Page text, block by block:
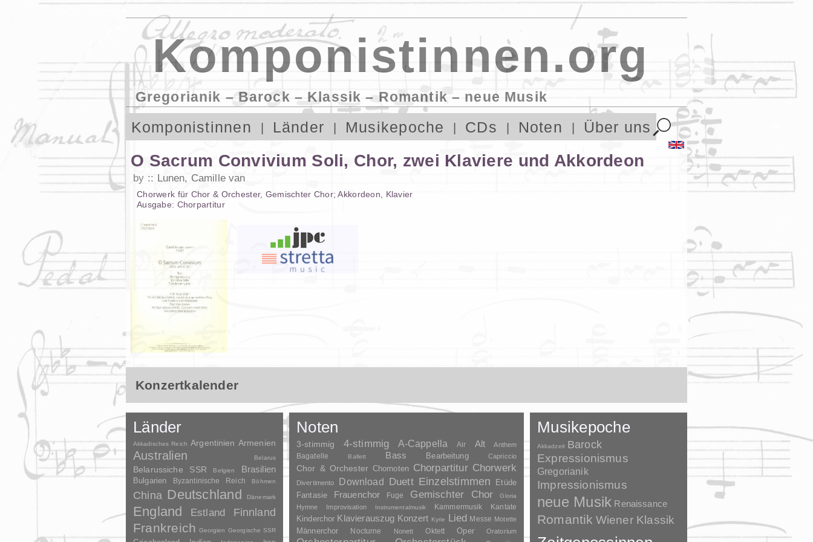
Komponistinnen.org
Gregorianik – Barock – Klassik – Romantik – neue Musik
Komponistinnen Länder Musikepoche CDs Noten Über uns
O Sacrum Convivium Soli, Chor, zwei Klaviere und Akkordeon
by Lunen, Camille van
Chorwerk für Chor & Orchester, Gemischter Chor;Akkordeon
Klavier
Ausgabe: Chorpartitur
Konzertkalender
Länder
Akkadisches Reich Argentinien Armenien
Australien Belarus
Belarussiche SSR Belgien Brasilien
Bulgarien Byzantinische Reich Böhmen
China Deutschland Dänemark
England Estland Finnland
Frankreich Georgien Georgische SSR
Noten
3-stimmig 4-stimmig A-Cappella Air Alt Anthem
Bagatelle Ballett Bass Bearbeitung Capriccio
Chor & Orchester Chornoten Chorpartitur Chorwerk
Divertimento Download Duett Einzelstimmen Etüde
Fantasie Frauenchor Fuge Gemischter Chor Gloria
Hymne Improvisation Instrumentalmusik Kammermusik Kantate
Kinderchor Klavierauszug Konzert Kyrie Lied Messe Motette
Männerchor Nocturne Nonett Oktett Oper Oratorium
Musikepoche
Akkadzeit Barock
Expressionismus
Gregorianik
Impressionismus
neue Musik Renaissance
Romantik Wiener Klassik